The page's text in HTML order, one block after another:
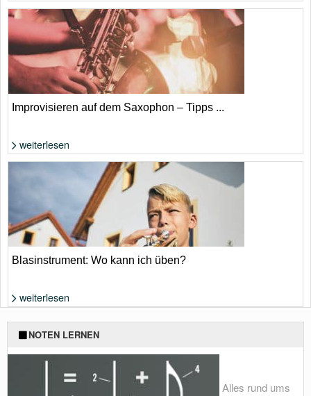
Foto: Shutterstock von astudio
Foto: von suthinee rodsuniyom
Improvisieren auf dem Saxophon – Tipps ...
weiterlesen
Blasinstrument: Wo kann ich üben?
weiterlesen
NOTEN LERNEN
Alles rund ums